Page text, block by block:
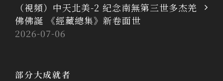
（視頻）中天北美-2 紀念南無第三世多杰羌
佛佛誕 《經藏總集》新卷面世
2026-07-06
部分大成就者